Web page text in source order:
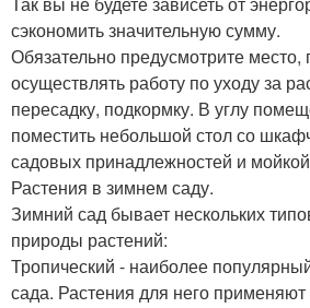
сэкономить значительную сумму.
Обязательно предусмотрите место,
осуществлять работу по уходу за
пересадку, подкормку. В углу
поместить небольшой стол со
садовых принадлежностей и
Растения в зимнем саду.
Зимний сад бывает нескольких
природы растений:
Тропический - наиболее
сада. Растения для него